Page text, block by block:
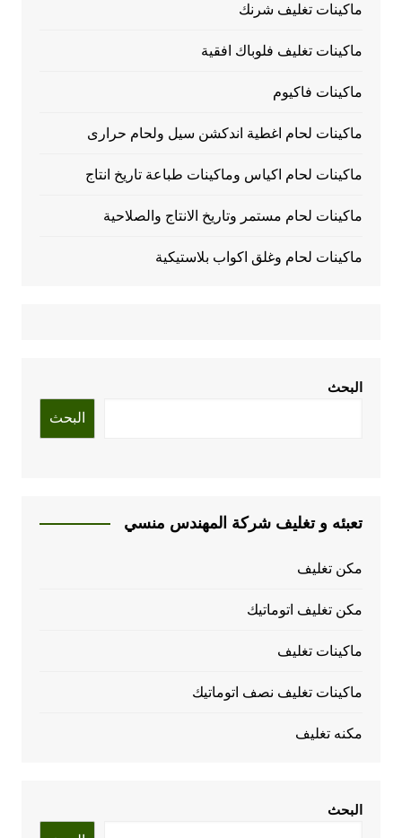
ماكينات تغليف شرنك
ماكينات تغليف فلوباك افقية
ماكينات فاكيوم
ماكينات لحام اغطية اندكشن سيل ولحام حرارى
ماكينات لحام اكياس وماكينات طباعة تاريخ انتاج
ماكينات لحام مستمر وتاريخ الانتاج والصلاحية
ماكينات لحام وغلق اكواب بلاستيكية
البحث
البحث
تعبئه و تغليف شركة المهندس منسي
مكن تغليف
مكن تغليف اتوماتيك
ماكينات تغليف
ماكينات تغليف نصف اتوماتيك
مكنه تغليف
البحث